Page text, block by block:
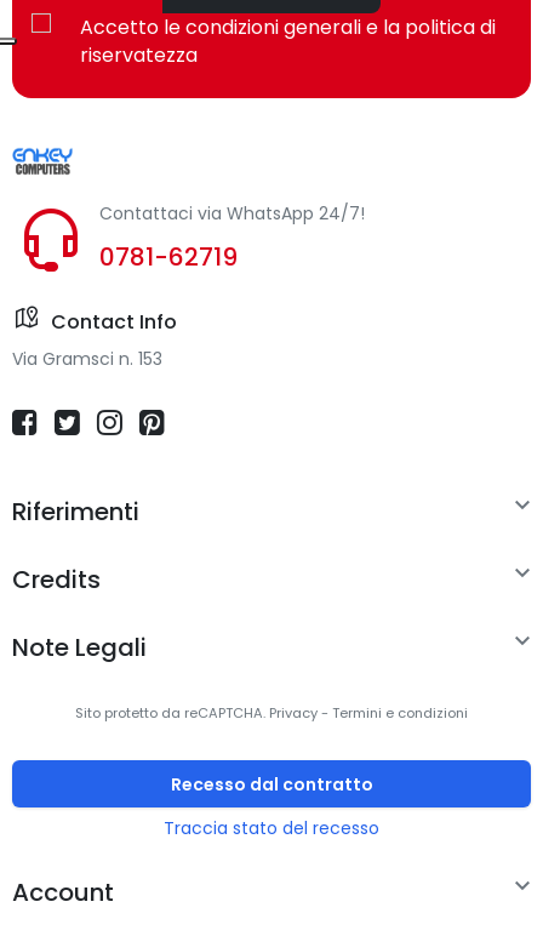
Display
display
Touch screen No
nativo
Produttore
Generazione del
Intel® Core™ i5 di decima
generazione
Modello del
Accetto le condizioni generali e la politica di
riservatezza
Contattaci via WhatsApp 24/7!
0781-62719
Contact Info
Via Gramsci n. 153
Riferimenti 
Credits 
Note Legali 
Sito protetto da reCAPTCHA. Privacy- Termini e condizioni
Recesso dal contratto
Traccia stato del recesso
Account 